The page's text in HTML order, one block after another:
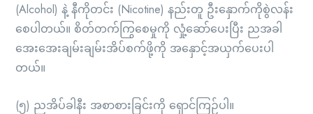
(Alcohol) နဲ့ နီကိုတင်း (Nicotine) နည်းတူ ဦးနှောက်ကိုစွဲလန်း
စေပါတယ်။ စိတ်တက်ကြွစေမှုကို လှုံ့ဆော်ပေးပြီး ညအခါ
အေးအေးချမ်းချမ်းအိပ်စက်ဖို့ကို အနှောင့်အယှက်ပေးပါ
တယ်။
(၅) ညအိပ်ခါနီး အစာစားခြင်းကို ရှောင်ကြဉ်ပါ။